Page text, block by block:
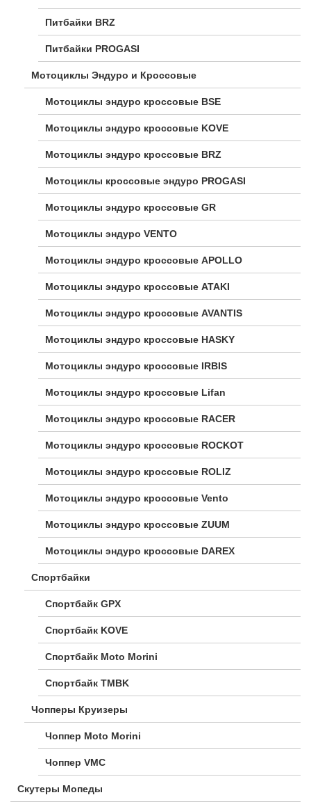
Питбайки BRZ
Питбайки PROGASI
Мотоциклы Эндуро и Кроссовые
Мотоциклы эндуро кроссовые BSE
Мотоциклы эндуро кроссовые KOVE
Мотоциклы эндуро кроссовые BRZ
Мотоциклы кроссовые эндуро PROGASI
Мотоциклы эндуро кроссовые GR
Мотоциклы эндуро VENTO
Мотоциклы эндуро кроссовые APOLLO
Мотоциклы эндуро кроссовые ATAKI
Мотоциклы эндуро кроссовые AVANTIS
Мотоциклы эндуро кроссовые HASKY
Мотоциклы эндуро кроссовые IRBIS
Мотоциклы эндуро кроссовые Lifan
Мотоциклы эндуро кроссовые RACER
Мотоциклы эндуро кроссовые ROCKOT
Мотоциклы эндуро кроссовые ROLIZ
Мотоциклы эндуро кроссовые Vento
Мотоциклы эндуро кроссовые ZUUM
Мотоциклы эндуро кроссовые DAREX
Спортбайки
Спортбайк GPX
Спортбайк KOVE
Спортбайк Moto Morini
Спортбайк TMBK
Чопперы Круизеры
Чоппер Moto Morini
Чоппер VMC
Скутеры Мопеды